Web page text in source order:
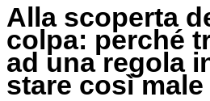
Alla scoperta
colpa: perché
ad una regola
stare così male